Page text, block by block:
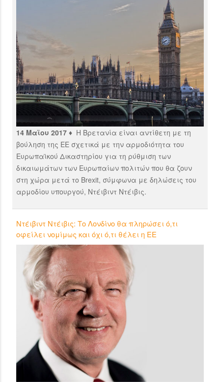
14 Μαϊου 2017 ♦ Η Βρετανία είναι αντίθετη με τη
βούληση της ΕΕ σχετικά με την αρμοδιότητα του
Ευρωπαϊκού Δικαστηρίου για τη ρύθμιση των
δικαιωμάτων των Ευρωπαίων πολιτών που θα ζουν
στη χώρα μετά το Brexit, σύμφωνα με δηλώσεις του
αρμοδίου υπουργού, Ντέιβιντ Ντέιβις.
Ντέιβιντ Ντέιβις: Το Λονδίνο θα πληρώσει ό,τι
οφείλει νομίμως και όχι ό,τι θέλει η ΕΕ